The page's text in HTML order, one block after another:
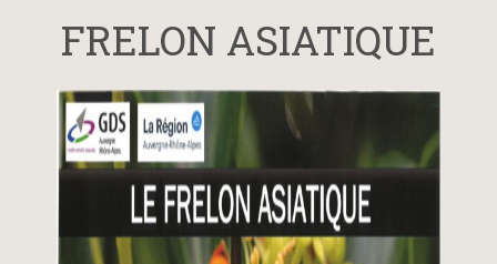
FRELON ASIATIQUE